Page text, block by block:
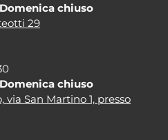
chiuso
29
chiuso
San Martino 1, presso